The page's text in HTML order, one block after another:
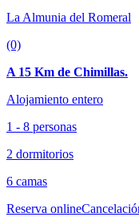
La Almunia del Romeral
(0)
A 15 Km de Chimillas.
Alojamiento entero
1 - 8 personas
2 dormitorios
6 camas
Reserva online